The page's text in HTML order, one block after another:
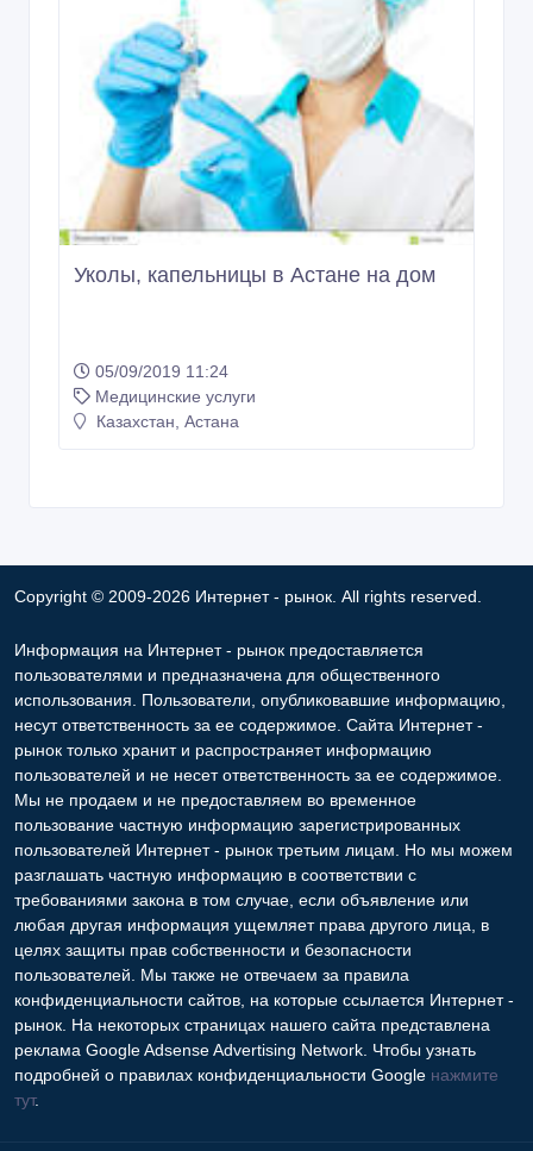
Уколы, капельницы в Астане на дом
05/09/2019 11:24
Медицинские услуги
Казахстан, Астана
Copyright © 2009-2026 Интернет - рынок. All rights reserved.
Информация на Интернет - рынок предоставляется
пользователями и предназначена для общественного
использования. Пользователи, опубликовавшие информацию,
несут ответственность за ее содержимое. Сайта Интернет -
рынок только хранит и распространяет информацию
пользователей и не несет ответственность за ее содержимое.
Мы не продаем и не предоставляем во временное
пользование частную информацию зарегистрированных
пользователей Интернет - рынок третьим лицам. Но мы можем
разглашать частную информацию в соответствии с
требованиями закона в том случае, если объявление или
любая другая информация ущемляет права другого лица, в
целях защиты прав собственности и безопасности
пользователей. Мы также не отвечаем за правила
конфиденциальности сайтов, на которые ссылается Интернет -
рынок. На некоторых страницах нашего сайта представлена
реклама Google Adsense Advertising Network. Чтобы узнать
подробней о правилах конфиденциальности Google нажмите
тут.